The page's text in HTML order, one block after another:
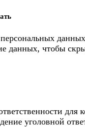
данных, чтобы
уголовной